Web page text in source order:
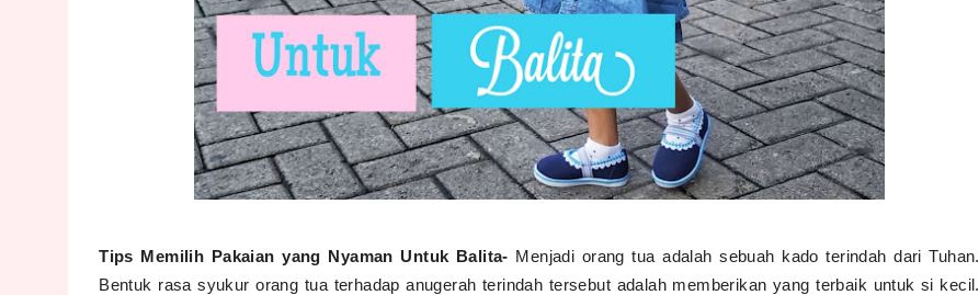
Tips Memilih Pakaian yang Nyaman Untuk Balita- Menjadi orang tua adalah sebuah kado terindah dari Tuhan.
Bentuk rasa syukur orang tua terhadap anugerah terindah tersebut adalah memberikan yang terbaik untuk si kecil.